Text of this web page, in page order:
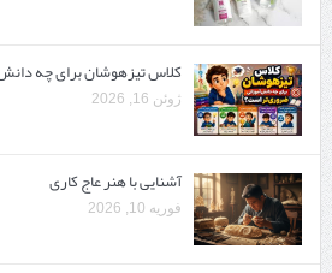
کلاس تیزهوشان برای چه
ژوئن 16, 2026
آشنایی با هنر عاج کاری
فوریه 10, 2026